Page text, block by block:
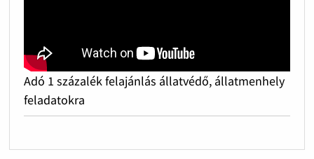
Adó 1 százalék felajánlás állatvédő, állatmenhely
feladatokra